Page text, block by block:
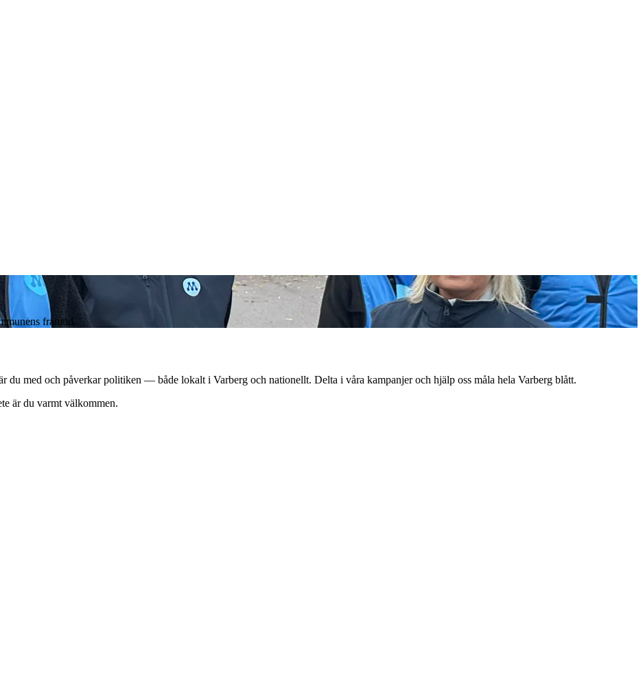
framtid.
du med och påverkar politiken — både lokalt i Varberg och nationellt. Delta i våra kampanjer och hjälp oss måla hela Varberg blått.
är du varmt välkommen.